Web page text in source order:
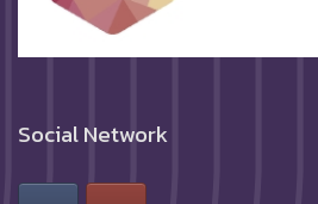
Social Network